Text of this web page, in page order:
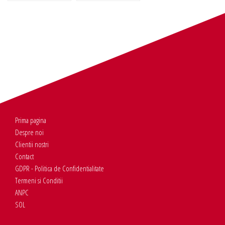
Prima pagina
Despre noi
Clientii nostri
Contact
GDPR - Politica de Confidentialitate
Termeni si Conditii
ANPC
SOL